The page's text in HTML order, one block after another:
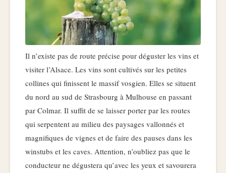
Il n’existe pas de route précise pour déguster les vins et
visiter l’Alsace. Les vins sont cultivés sur les petites
collines qui finissent le massif vosgien. Elles se situent
du nord au sud de Strasbourg à Mulhouse en passant
par Colmar. Il suffit de se laisser porter par les routes
qui serpentent au milieu des paysages vallonnés et
magnifiques de vignes et de faire des pauses dans les
winstubs et les caves. Attention, n’oubliez pas que le
conducteur ne dégustera qu’avec les yeux et savourera